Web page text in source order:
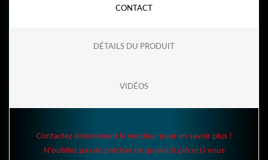
CONTACT
DÉTAILS DU PRODUIT
VIDÉOS
Contactez directement le vendeur pour en savoir plus !
N'oubliez pas de préciser de quelle(s) pièce(s) vous